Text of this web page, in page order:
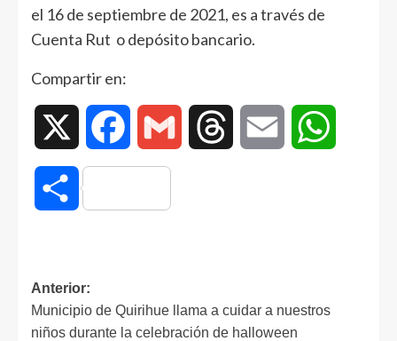
el 16 de septiembre de 2021, es a través de
Cuenta Rut o depósito bancario.
Compartir en:
Facebook Gmail Threads Email
Compartir
Anterior:
Municipio de Quirihue llama a cuidar a nuestros
niños durante la celebración de halloween